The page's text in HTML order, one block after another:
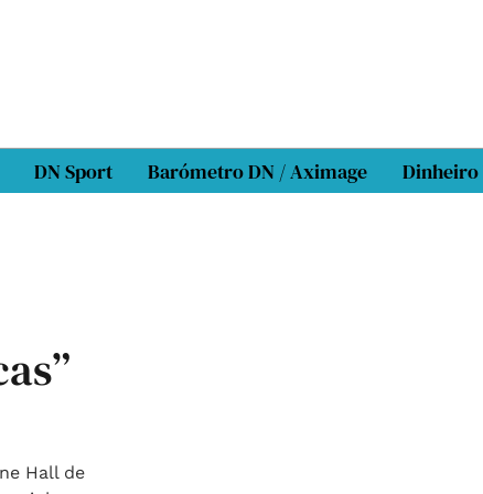
DN Sport Barómetro DN / Aximage Dinheiro